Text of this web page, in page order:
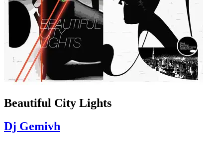
Beautiful City Lights
Dj Gemivh